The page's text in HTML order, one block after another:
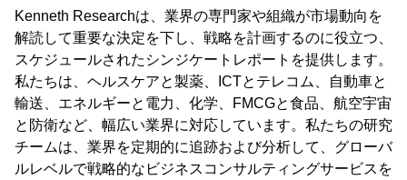
Kenneth Researchは、業界の専門家や組織が市場動向を
解読して重要な決定を下し、戦略を計画するのに役立つ、
スケジュールされたシンジケートレポートを提供します。
私たちは、ヘルスケアと製薬、ICTとテレコム、自動車と
輸送、エネルギーと電力、化学、FMCGと食品、航空宇宙
と防衛など、幅広い業界に対応しています。私たちの研究
チームは、業界を定期的に追跡および分析して、グローバ
ルレベルで戦略的なビジネスコンサルティングサービスを